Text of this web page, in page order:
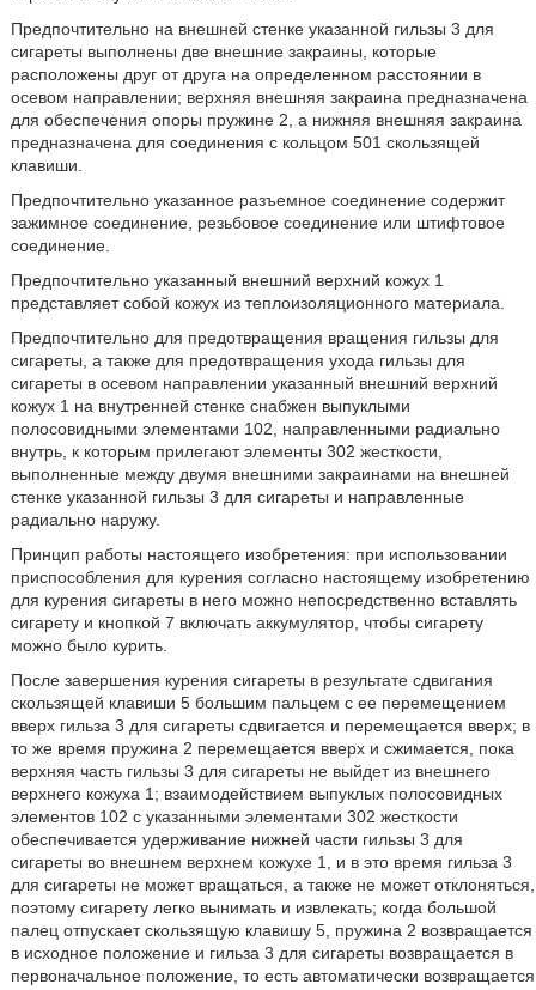
Предпочтительно на внешней стенке указанной гильзы 3 для
сигареты выполнены две внешние закраины, которые
расположены друг от друга на определенном расстоянии в
осевом направлении; верхняя внешняя закраина предназначена
для обеспечения опоры пружине 2, а нижняя внешняя закраина
предназначена для соединения с кольцом 501 скользящей
клавиши.
Предпочтительно указанное разъемное соединение содержит
зажимное соединение, резьбовое соединение или штифтовое
соединение.
Предпочтительно указанный внешний верхний кожух 1
представляет собой кожух из теплоизоляционного материала.
Предпочтительно для предотвращения вращения гильзы для
сигареты, а также для предотвращения ухода гильзы для
сигареты в осевом направлении указанный внешний верхний
кожух 1 на внутренней стенке снабжен выпуклыми
полосовидными элементами 102, направленными радиально
внутрь, к которым прилегают элементы 302 жесткости,
выполненные между двумя внешними закраинами на внешней
стенке указанной гильзы 3 для сигареты и направленные
радиально наружу.
Принцип работы настоящего изобретения: при использовании
приспособления для курения согласно настоящему изобретению
для курения сигареты в него можно непосредственно вставлять
сигарету и кнопкой 7 включать аккумулятор, чтобы сигарету
можно было курить.
После завершения курения сигареты в результате сдвигания
скользящей клавиши 5 большим пальцем с ее перемещением
вверх гильза 3 для сигареты сдвигается и перемещается вверх; в
то же время пружина 2 перемещается вверх и сжимается, пока
верхняя часть гильзы 3 для сигареты не выйдет из внешнего
верхнего кожуха 1; взаимодействием выпуклых полосовидных
элементов 102 с указанными элементами 302 жесткости
обеспечивается удерживание нижней части гильзы 3 для
сигареты во внешнем верхнем кожухе 1, и в это время гильза 3
для сигареты не может вращаться, а также не может отклоняться,
поэтому сигарету легко вынимать и извлекать; когда большой
палец отпускает скользящую клавишу 5, пружина 2 возвращается
в исходное положение и гильза 3 для сигареты возвращается в
первоначальное положение, то есть автоматически возвращается